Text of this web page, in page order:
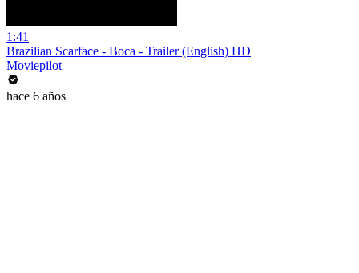
1:41
Brazilian Scarface - Boca - Trailer (English) HD
Moviepilot
hace 6 años